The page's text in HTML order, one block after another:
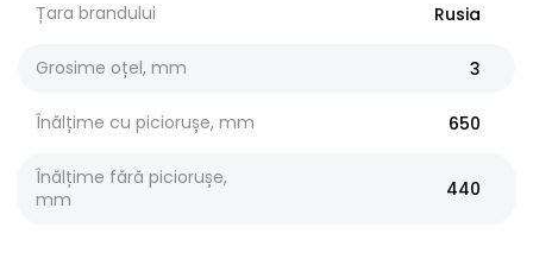
Țara brandului Rusia
Grosime oțel, mm 3
Înălțime cu piciorușe, mm 650
Înălțime fără piciorușe,
mm
440